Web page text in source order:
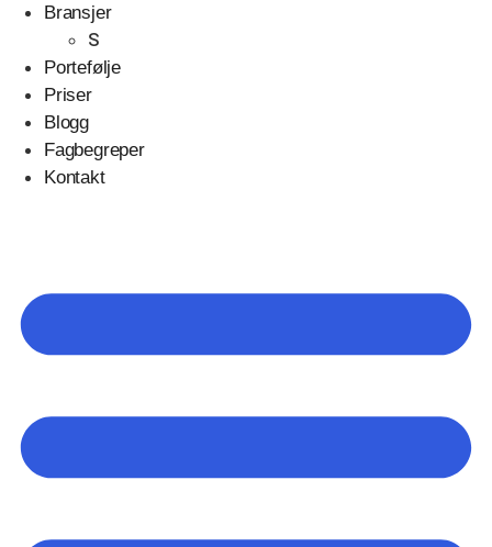
Bransjer
S
Portefølje
Priser
Blogg
Fagbegreper
Kontakt